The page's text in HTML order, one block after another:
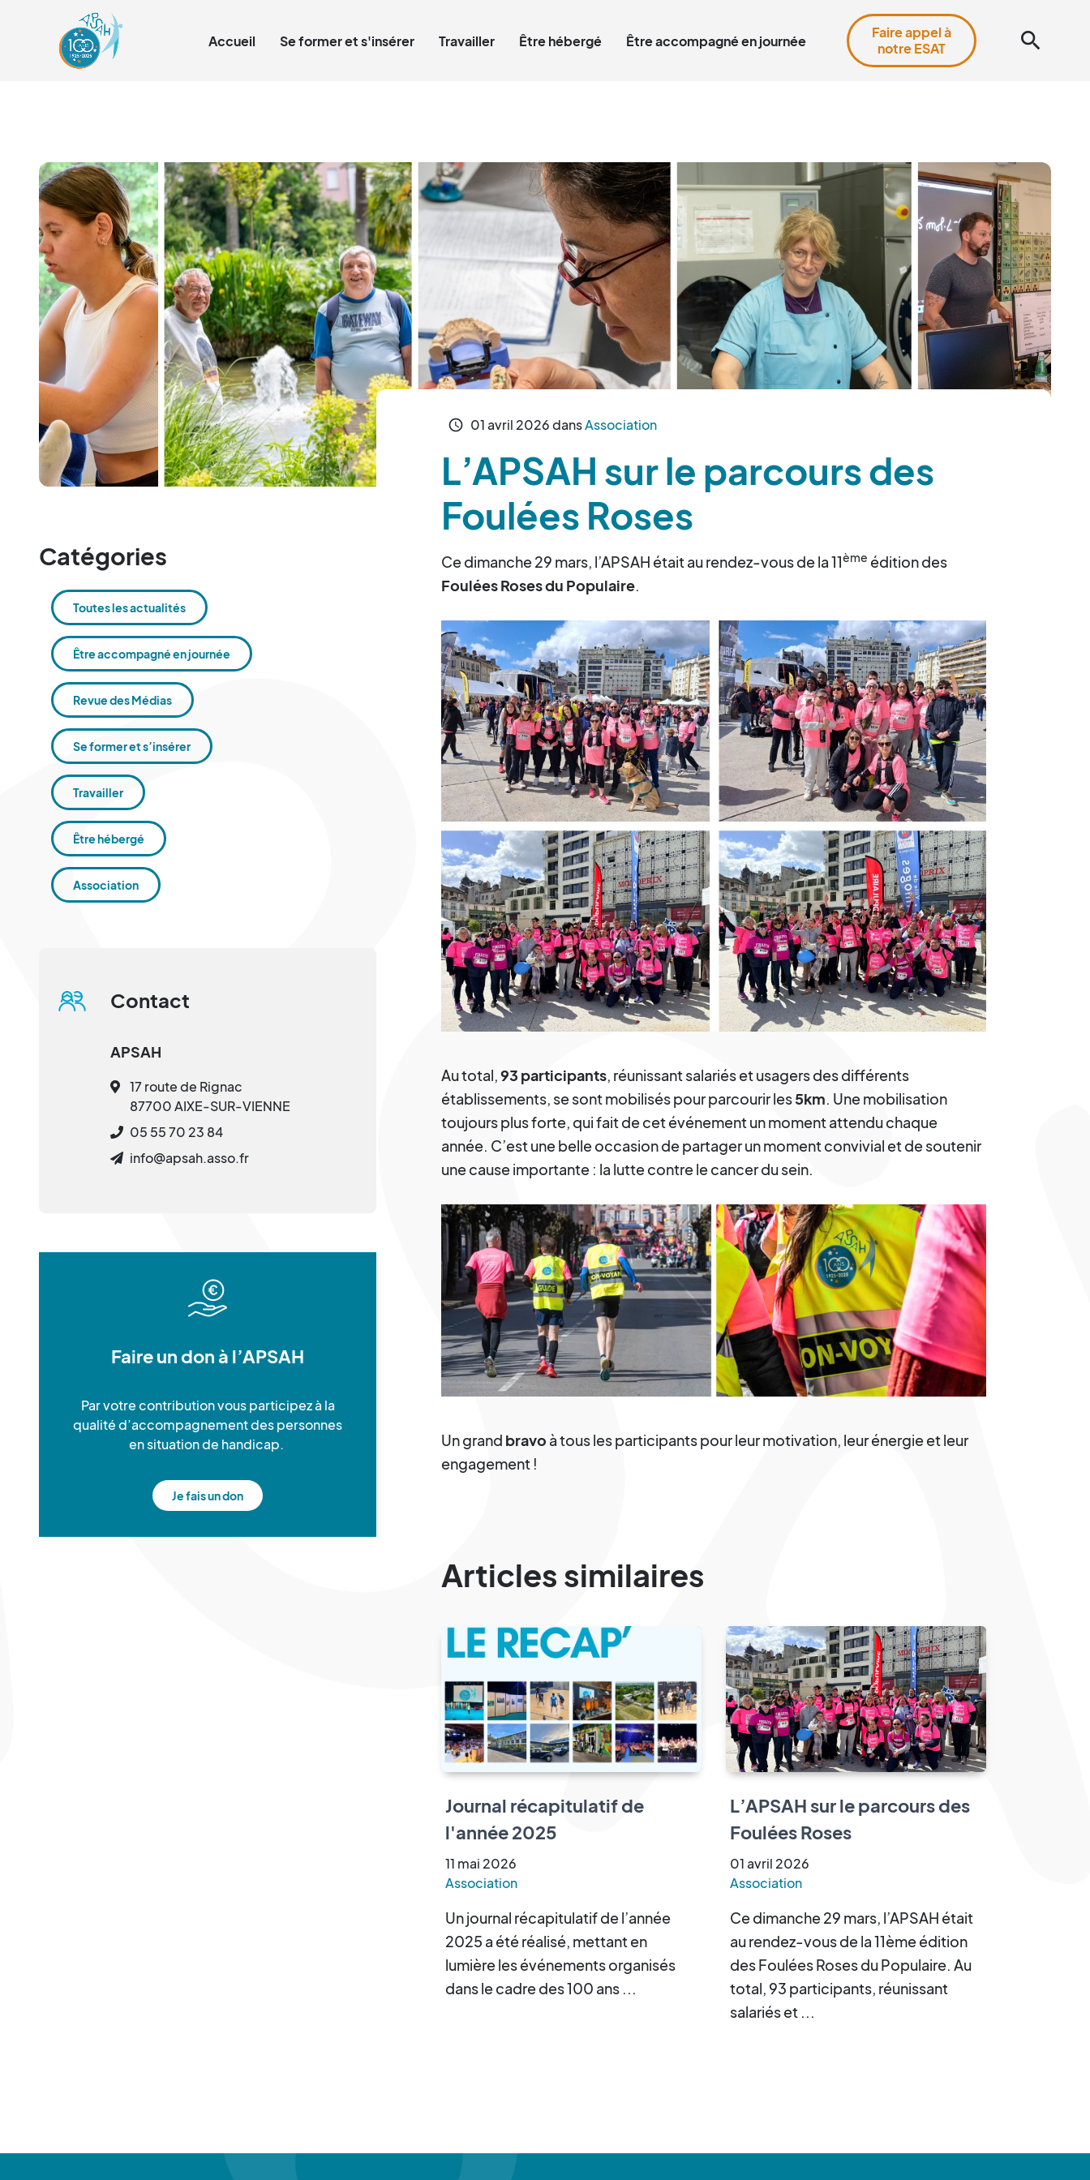
Accueil Se former et s'insérer Travailler Être hébergé Être accompagné en journée
Faire appel à
notre ESAT
search
schedule 01avril 2026dansAssociation
L’APSAH sur le parcours des
Foulées Roses
Ce dimanche 29 mars, l’APSAH était au rendez-vous de la 11ème édition des
Foulées Roses du Populaire.
Au total,93 participants, réunissant salariés et usagers des différents
établissements, se sont mobilisés pour parcourir les5km. Une mobilisation
toujours plus forte, qui fait de cet événement un moment attendu chaque
année. C’est une belle occasion de partager un moment convivial et de soutenir
une cause importante : la lutte contre le cancer du sein.
Un grand bravo à tous les participants pour leur motivation, leur énergie et leur
engagement !
Articles similaires
Journal récapitulatif de
l'année 2025
11 mai 2026
Association
Un journal récapitulatif de l’année
2025 a été réalisé, mettant en
lumière les événements organisés
dans le cadre des 100 ans ...
L’APSAH sur le parcours des
Foulées Roses
01avril 2026
Association
Ce dimanche 29 mars, l’APSAH était
au rendez-vous de la 11ème édition
des Foulées Roses du Populaire. Au
total, 93 participants, réunissant
salariés et ...
Catégories
Toutes les actualités
Être accompagné en journée
Revue des Médias
Se former et s’insérer
Travailler
Être hébergé
Association
Contact
APSAH
17 route de Rignac
87700 AIXE-SUR-VIENNE
05 55 70 23 84
info@apsah.asso.fr
Faire un don à l’APSAH
Par votre contribution vous participez à la
qualité d’accompagnement des personnes
en situation de handicap.
Je fais un don